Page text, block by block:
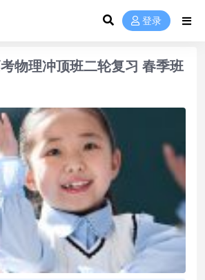
登录
物理冲顶班二轮复习 春季班